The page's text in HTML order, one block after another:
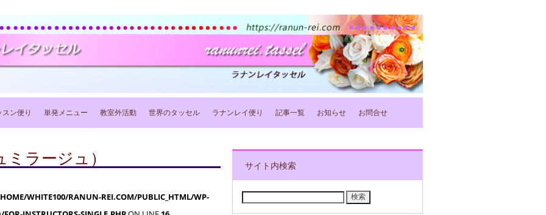
スン便り 単発メニュー 教室外活動 世界のタッセル ラナンレイ便り 記事一覧 お知らせ お問合せ
ミラージュ）
WHITE100/RANUN-REI.COM/PUBLIC_HTML/WP-
サイト内検索